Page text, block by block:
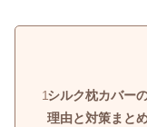
シルク枕カバー
理由と対策まと